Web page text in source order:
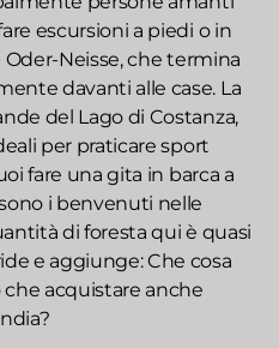
escursioni a piedi o in
Neisse, che termina
davanti alle case. La
del Lago di Costanza,
per praticare sport
fare una gita in barca a
i benvenuti nelle
di foresta qui è quasi
e aggiunge: Che cosa
acquistare anche